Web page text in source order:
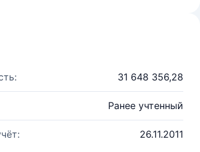
31 648 356,28
Ранее учтенный
26.11.2011